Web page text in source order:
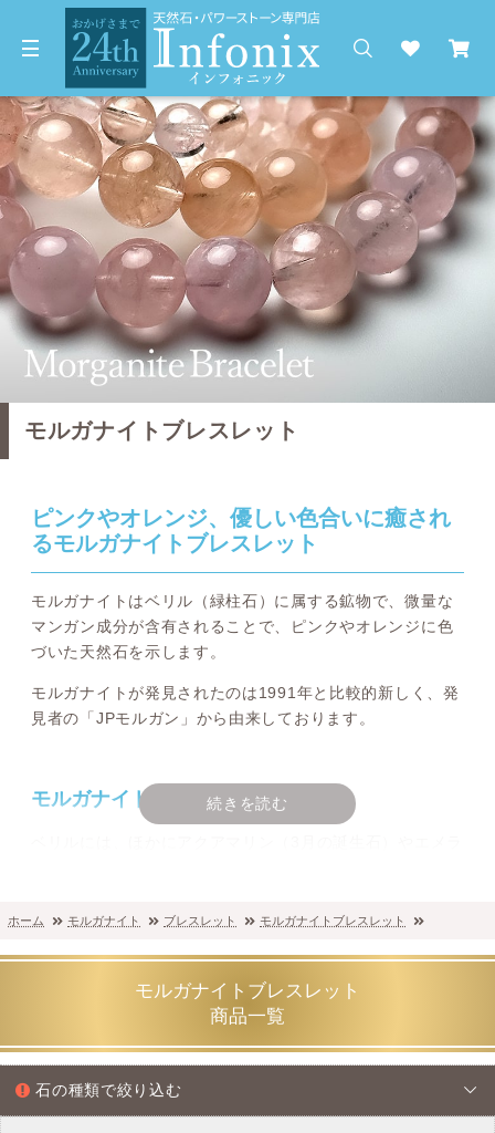
モルガナイトブレスレット
ピンクやオレンジ、優しい色合いに癒され
るモルガナイトブレスレット
モルガナイトはベリル（緑柱石）に属する鉱物で、微量な
マンガン成分が含有されることで、ピンクやオレンジに色
づいた天然石を示します。
モルガナイトが発見されたのは1991年と比較的新しく、発
見者の「JPモルガン」から由来しております。
続きを読む
モルガナイトは新たな4月の誕生石
生石」としてラインナップされことでも話題となりました
が、優しいピンクカラーが肌馴染みも良く誕生月に問わず
宝石としてのモルガナイトの場合ですと、発色が強く透明
ホーム モルガナイト ブレスレット モルガナイトブレスレット
モルガナイトブレスレット
商品一覧
石の種類で絞り込む